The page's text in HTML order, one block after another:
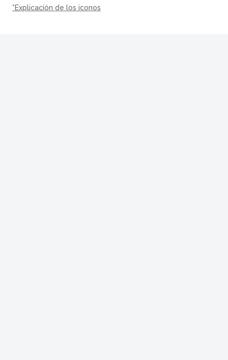
*Explicación de los iconos